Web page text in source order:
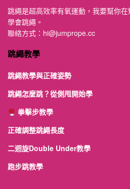
跳繩是超高效率有氧運動，我要幫你
學會跳繩。
聯絡方式： hi@jumprope.cc
跳繩教學
跳繩教學與正確姿勢
跳繩怎麼跳？從側甩開始學
拳擊步教學
正確調整跳繩長度
二迴旋Double Under教學
跑步跳教學